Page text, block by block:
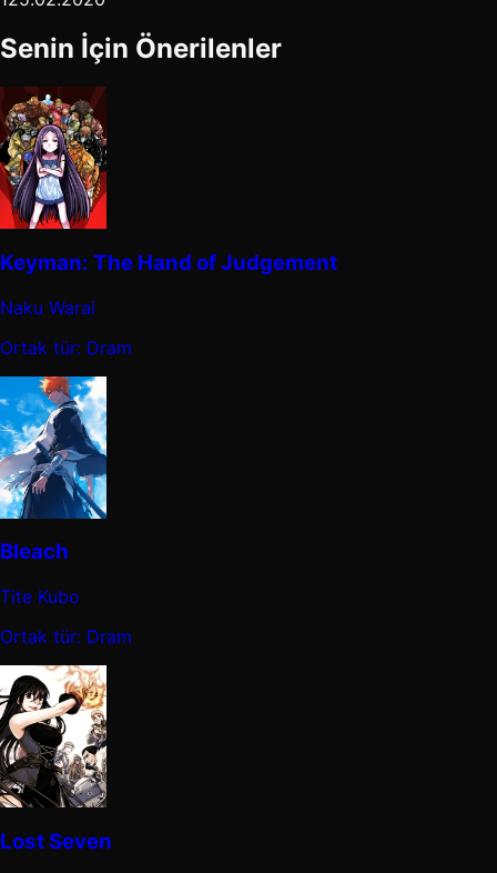
Senin İçin Önerilenler
Keyman: The Hand of Judgement
Naku Warai
Ortak tür: Dram
Bleach
Tite Kubo
Ortak tür: Dram
Lost Seven